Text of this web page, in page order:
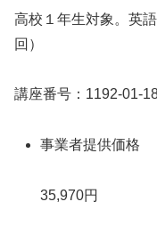
高校１年生対象。英
回）
講座番号：1192-01-
事業者提供価格
35,970円